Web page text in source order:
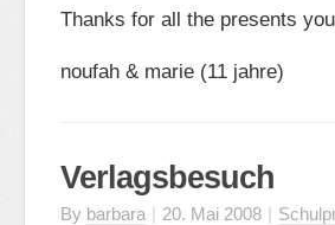
Thanks for all the presents
noufah & marie (11 jahre)
Verlagsbesuch
By barbara | 20. Mai 2008 |